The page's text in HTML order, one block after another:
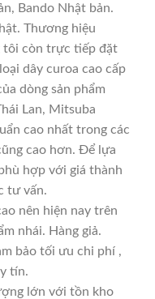
Bando Nhật bản.
Thương hiệu
tôi còn trực tiếp đặt
dây curoa cao cấp
dòng sản phẩm
Lan, Mitsuba
cao nhất trong các
cao hơn. Để lựa
hợp với giá thành
tư vấn.
nên hiện nay trên
nhái. Hàng giả.
bảo tối ưu chi phí ,
tín.
lớn với tồn kho